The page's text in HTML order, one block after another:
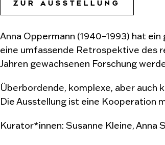
ZUR AUSSTELLUNG
Anna Oppermann (1940–1993) hat
eine umfassende Retrospektive des
Jahren gewachsenen Forschung
Überbordende, komplexe, aber auch
Die Ausstellung ist eine Kooperation
Kurator*innen: Susanne Kleine, Anna